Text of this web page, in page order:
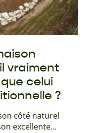
vraiment
celui
?
côté naturel
excellente